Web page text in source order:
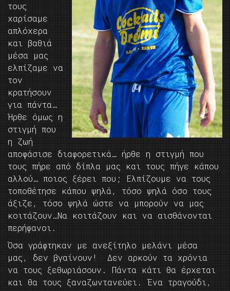
τους
χαρίσαμε
απλόχερα
και βαθιά
μέσα μας
ελπίζαμε να
τον
κρατήσουν
για πάντα…
Ήρθε όμως η
στιγμή που
η ζωή
αποφάσισε διαφορετικά… ήρθε η στιγμή που
τους πήρε από δίπλα μας και τους πήγε κάπου
αλλού… ποιος ξέρει που; Ελπίζουμε να τους
τοποθέτησε κάπου ψηλά, τόσο ψηλά όσο τους
άξιζε, τόσο ψηλά ώστε να μπορούν να μας
κοιτάζουν…Να κοιτάζουν και να αισθάνονται
περήφανοι.
Όσα γράφτηκαν με ανεξίτηλο μελάνι μέσα
μας, δεν βγαίνουν! Δεν αρκούν τα χρόνια
να τους ξεθωριάσουν. Πάντα κάτι θα έρχεται
και θα τους ξαναζωντανεύει. Ένα τραγούδι,